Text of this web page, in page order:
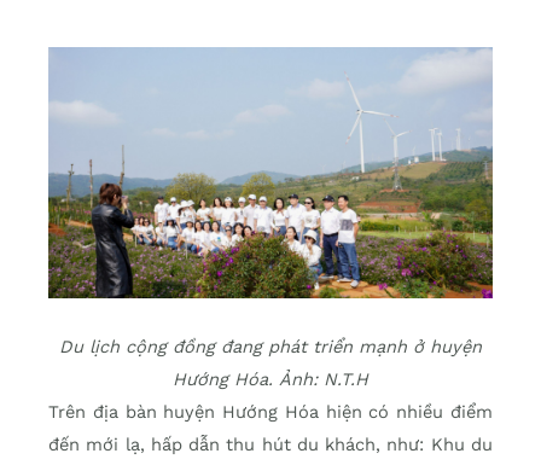
Du lịch cộng đồng đang phát triển mạnh ở huyện
Hướng Hóa. Ảnh: N.T.H
Trên địa bàn huyện Hướng Hóa hiện có nhiều điểm
đến mới lạ, hấp dẫn thu hút du khách, như: Khu du